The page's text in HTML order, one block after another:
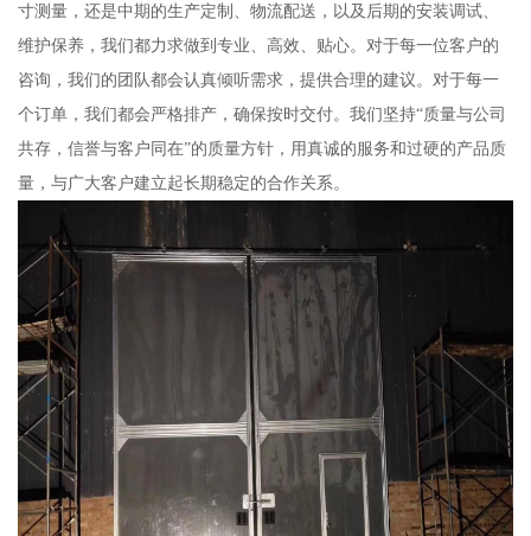
寸测量，还是中期的生产定制、物流配送，以及后期的安装调试、
维护保养，我们都力求做到专业、高效、贴心。对于每一位客户的
咨询，我们的团队都会认真倾听需求，提供合理的建议。对于每一
个订单，我们都会严格排产，确保按时交付。我们坚持“质量与公司
共存，信誉与客户同在”的质量方针，用真诚的服务和过硬的产品质
量，与广大客户建立起长期稳定的合作关系。